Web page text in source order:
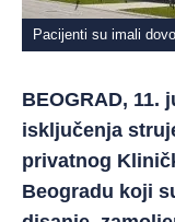
Pacijenti su imali
BEOGRAD, 11.
isključenja
privatnog
Beogradu koji